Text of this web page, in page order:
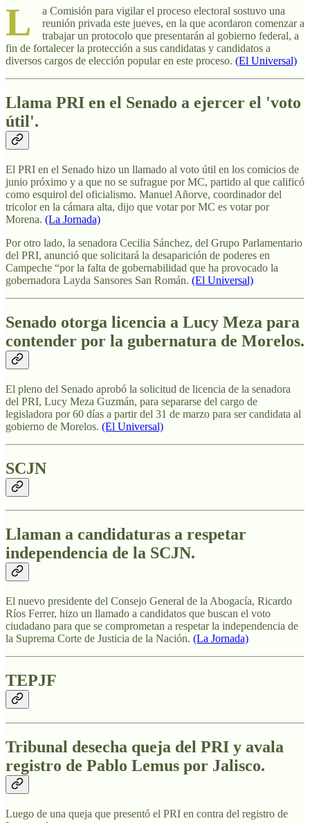
L
a Comisión para vigilar el proceso electoral sostuvo una
reunión privada este jueves, en la que acordaron comenzar a
trabajar un protocolo que presentarán al gobierno federal, a
fin de fortalecer la protección a sus candidatas y candidatos a
diversos cargos de elección popular en este proceso. (El Universal)
Llama PRI en el Senado a ejercer el 'voto
útil'.
El PRI en el Senado hizo un llamado al voto útil en los comicios de
junio próximo y a que no se sufrague por MC, partido al que calificó
como esquirol del oficialismo. Manuel Añorve, coordinador del
tricolor en la cámara alta, dijo que votar por MC es votar por
Morena. (La Jornada)
Por otro lado, la senadora Cecilia Sánchez, del Grupo Parlamentario
del PRI, anunció que solicitará la desaparición de poderes en
Campeche “por la falta de gobernabilidad que ha provocado la
gobernadora Layda Sansores San Román. (El Universal)
Senado otorga licencia a Lucy Meza para
contender por la gubernatura de Morelos.
El pleno del Senado aprobó la solicitud de licencia de la senadora
del PRI, Lucy Meza Guzmán, para separarse del cargo de
legisladora por 60 días a partir del 31 de marzo para ser candidata al
gobierno de Morelos. (El Universal)
SCJN
Llaman a candidaturas a respetar
independencia de la SCJN.
El nuevo presidente del Consejo General de la Abogacía, Ricardo
Ríos Ferrer, hizo un llamado a candidatos que buscan el voto
ciudadano para que se comprometan a respetar la independencia de
la Suprema Corte de Justicia de la Nación. (La Jornada)
TEPJF
Tribunal desecha queja del PRI y avala
registro de Pablo Lemus por Jalisco.
Luego de una queja que presentó el PRI en contra del registro de